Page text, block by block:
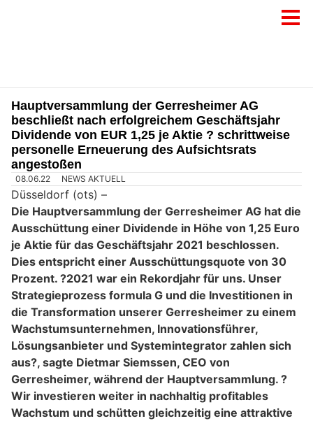
Hauptversammlung der Gerresheimer AG
beschließt nach erfolgreichem Geschäftsjahr
Dividende von EUR 1,25 je Aktie ? schrittweise
personelle Erneuerung des Aufsichtsrats
angestoßen
08.06.22 NEWS AKTUELL
Düsseldorf (ots) –
Die Hauptversammlung der Gerresheimer AG hat die
Ausschüttung einer Dividende in Höhe von 1,25 Euro
je Aktie für das Geschäftsjahr 2021 beschlossen.
Dies entspricht einer Ausschüttungsquote von 30
Prozent. ?2021 war ein Rekordjahr für uns. Unser
Strategieprozess formula G und die Investitionen in
die Transformation unserer Gerresheimer zu einem
Wachstumsunternehmen, Innovationsführer,
Lösungsanbieter und Systemintegrator zahlen sich
aus?, sagte Dietmar Siemssen, CEO von
Gerresheimer, während der Hauptversammlung. ?
Wir investieren weiter in nachhaltig profitables
Wachstum und schütten gleichzeitig eine attraktive